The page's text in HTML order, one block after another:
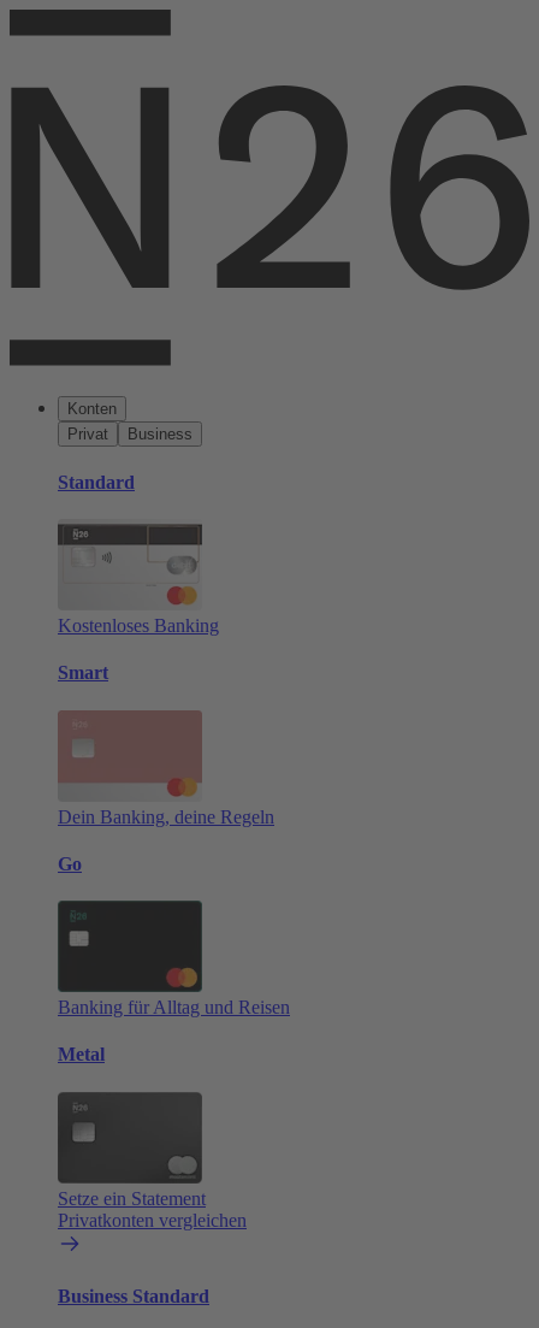
Konten
Privat
Business
Standard
Kostenloses Banking
Smart
Dein Banking, deine Regeln
Go
Banking für Alltag und Reisen
Metal
Setze ein Statement
Privatkonten vergleichen
Business Standard